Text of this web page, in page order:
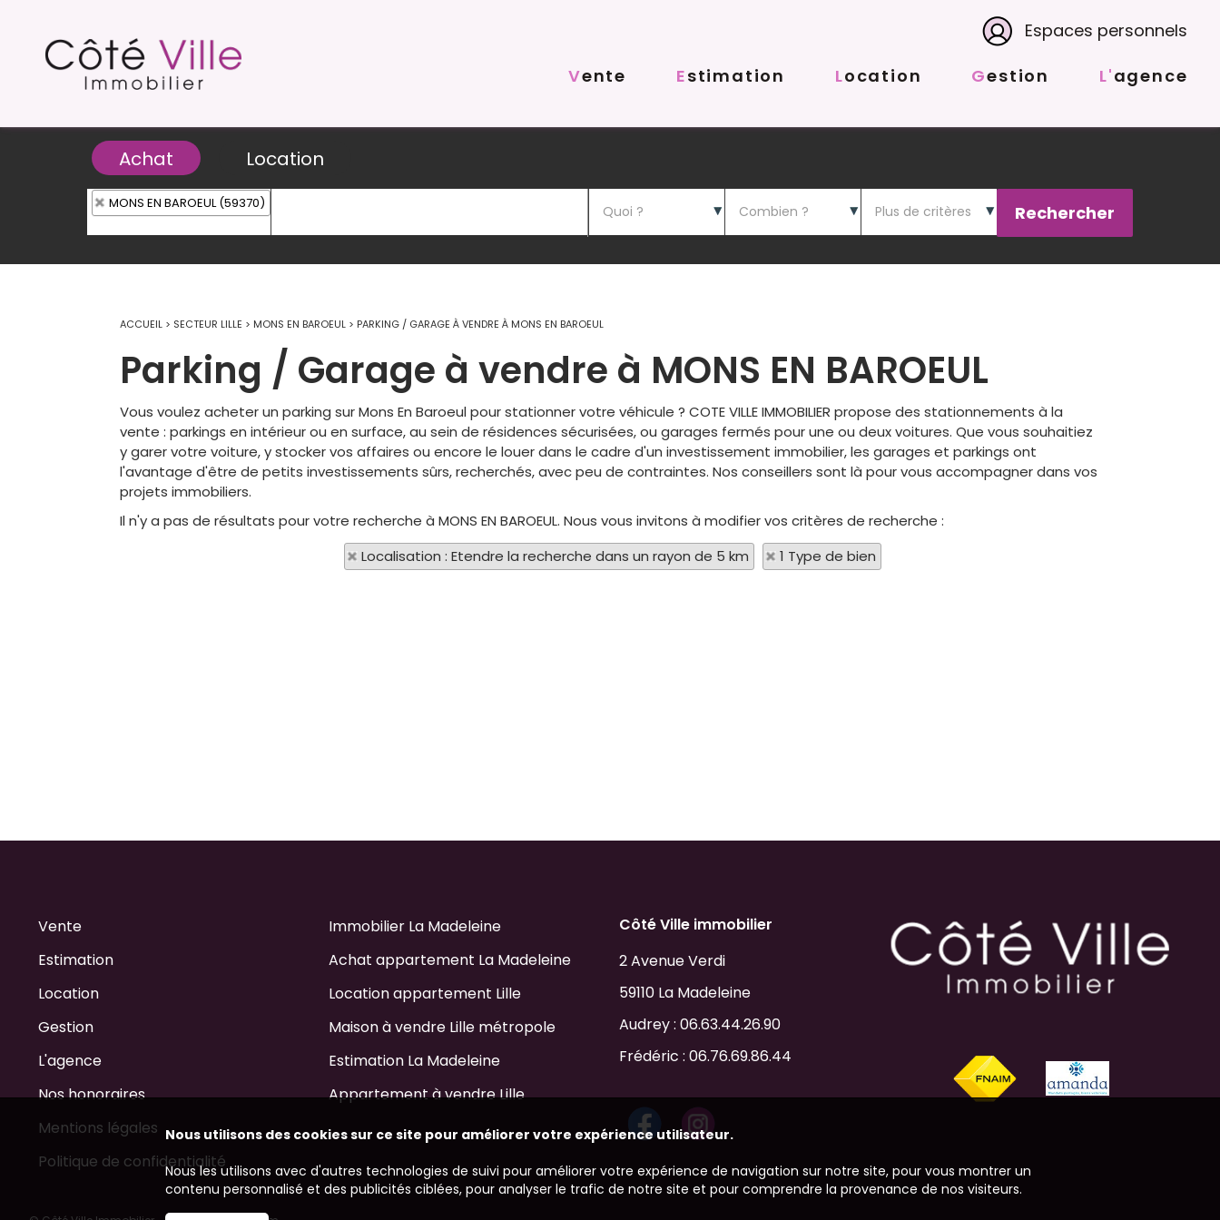
Espaces personnels
Vente
Estimation Location Gestion L'agence
Achat Location
MONS EN BAROEUL (59370)
ACCUEIL > SECTEUR LILLE > MONS EN BAROEUL > PARKING / GARAGE À VENDRE À MONS EN BAROEUL
Parking / Garage à vendre à MONS EN BAROEUL
Vous voulez acheter un parking sur Mons En Baroeul pour stationner votre véhicule ? COTE VILLE IMMOBILIER propose des stationnements à la
vente : parkings en intérieur ou en surface, au sein de résidences sécurisées, ou garages fermés pour une ou deux voitures. Que vous souhaitiez
y garer votre voiture, y stocker vos affaires ou encore le louer dans le cadre d'un investissement immobilier, les garages et parkings ont
l'avantage d'être de petits investissements sûrs, recherchés, avec peu de contraintes. Nos conseillers sont là pour vous accompagner dans vos
projets immobiliers.
Il n'y a pas de résultats pour votre recherche à MONS EN BAROEUL. Nous vous invitons à modifier vos critères de recherche :
Localisation : Etendre la recherche dans un rayon de 5 km
1 Type de bien
Vente
Estimation
Location
Gestion
L'agence
Nos honoraires
Mentions légales
Politique de confidentialité
Immobilier La Madeleine
Achat appartement La Madeleine
Location appartement Lille
Maison à vendre Lille métropole
Estimation La Madeleine
Appartement à vendre Lille
Côté Ville immobilier
2 Avenue Verdi
59110 La Madeleine
Audrey : 06.63.44.26.90
Frédéric : 06.76.69.86.44
Nous utilisons des cookies sur ce site pour améliorer votre expérience utilisateur.
Nous les utilisons avec d'autres technologies de suivi pour améliorer votre expérience de navigation sur notre site, pour vous montrer un
contenu personnalisé et des publicités ciblées, pour analyser le trafic de notre site et pour comprendre la provenance de nos visiteurs.